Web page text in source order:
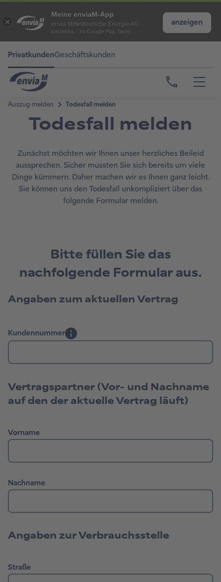
Meine enviaM-App
envia Mitteldeutsche Energie AG
kostenlos - Im Google Play Store
anzeigen
PrivatkundenGeschäftskunden
Todesfall melden
Zunächst möchten wir Ihnen unser herzliches Beileid
aussprechen. Sicher mussten Sie sich bereits um viele
Dinge kümmern. Daher machen wir es Ihnen ganz leicht.
Sie können uns den Todesfall unkompliziert über das
folgende Formular melden.
Bitte füllen Sie das
nachfolgende Formular aus.
Angaben zum aktuellen Vertrag
Vertragspartner (Vor- und Nachname
auf den der aktuelle Vertrag läuft)
Angaben zur Verbrauchsstelle